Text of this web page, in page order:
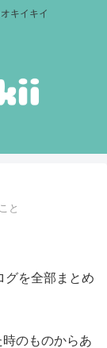
キイキイ
と
グを全部まとめ
のものからあ